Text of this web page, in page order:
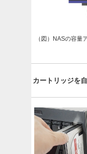
（図）NASの容量
カートリッジを